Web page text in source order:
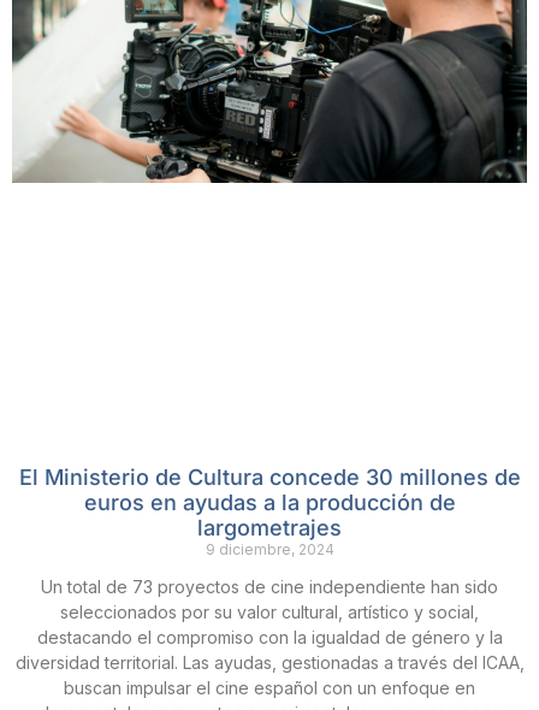
El Ministerio de Cultura concede 30 millones de
euros en ayudas a la producción de
largometrajes
9 diciembre, 2024
Un total de 73 proyectos de cine independiente han sido
seleccionados por su valor cultural, artístico y social,
destacando el compromiso con la igualdad de género y la
diversidad territorial. Las ayudas, gestionadas a través del ICAA,
buscan impulsar el cine español con un enfoque en